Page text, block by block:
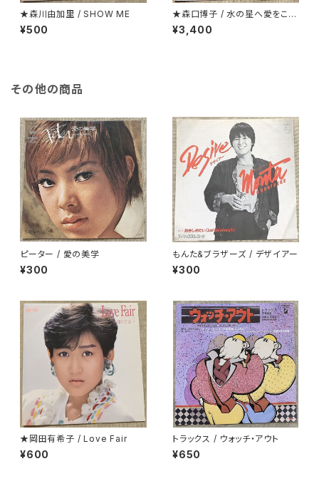
★森川由加里 / SHOW ME
¥500
★森口博子 / 水の星へ愛をこめ
て
¥3,400
その他の商品
ピーター / 愛の美学
¥300
もんた&ブラザーズ / デザイアー
¥300
★岡田有希子 / Love Fair
¥600
トラックス / ウォッチ・アウト
¥650